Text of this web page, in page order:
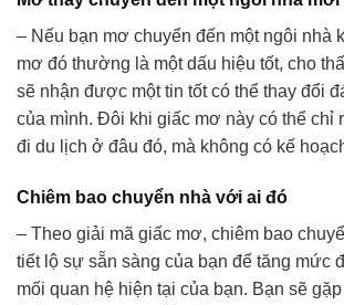
– Nếu bạn mơ chuyển đến một ngôi nhà
mơ đó thường là một dấu hiệu tốt, cho
sẽ nhận được một tin tốt có thể thay đổi
của mình. Đôi khi giấc mơ này có thể chỉ
đi du lịch ở đâu đó, mà không có kế
Chiêm bao chuyển nhà với ai đó
– Theo giải mã giấc mơ, chiêm bao
tiết lộ sự sẵn sàng của bạn để tăng mức
mối quan hệ hiện tại của bạn. Bạn sẽ